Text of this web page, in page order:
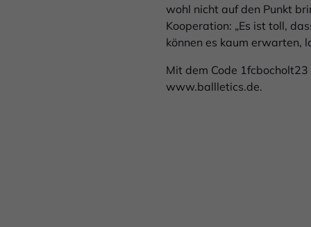
wohl nicht auf den Punkt
Kooperation: „Es ist toll,
können es kaum erwarten,
Mit dem Code 1fcbocholt23
www.ballletics.de.